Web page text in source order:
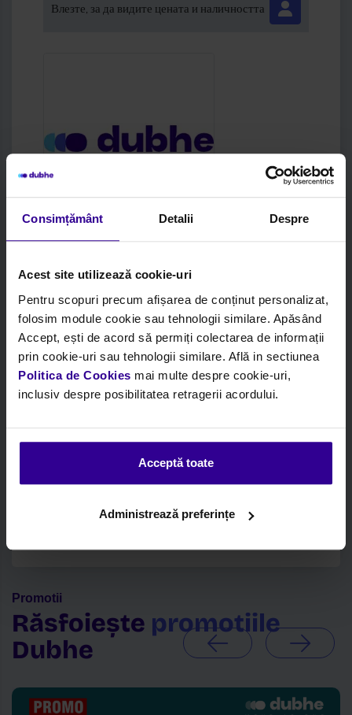
Consimțământ Detalii Despre
Acest site utilizează cookie-uri
Pentru scopuri precum afișarea de conținut personalizat,
folosim module cookie sau tehnologii similare. Apăsând
Accept, ești de acord să permiți colectarea de informații
prin cookie-uri sau tehnologii similare. Află in sectiunea
Politica de Cookies mai multe despre cookie-uri,
inclusiv despre posibilitatea retragerii acordului.
Acceptă toate
Administrează preferințe
Влезте, за да видите цената и наличността
Код:
Описание:
PRESSURE CONTROL VALVE.
EUROCARGO - F4AE0681/3681
Марка: Iveco
Кутия: Iveco
Promotii
Răsfoiește promotiile
Dubhe